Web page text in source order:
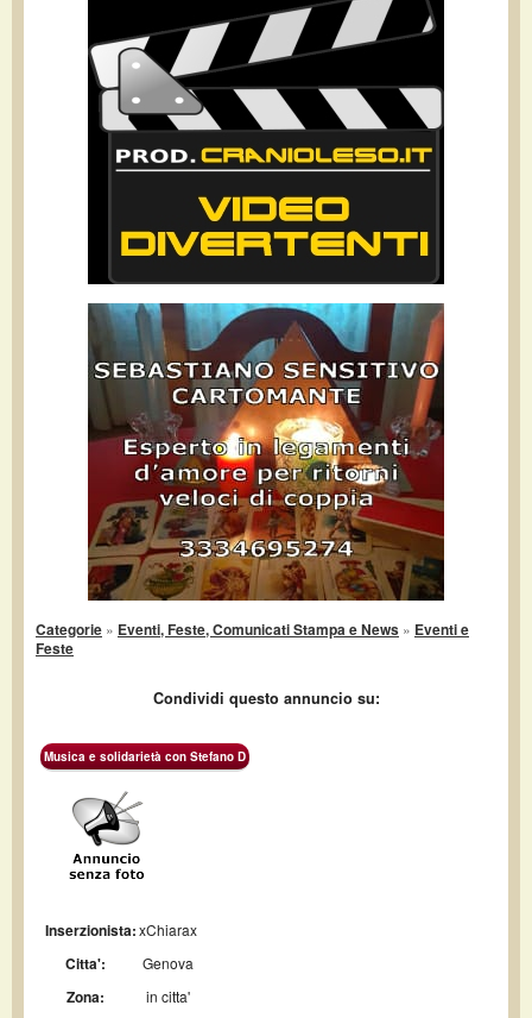
Categorie » Eventi, Feste, Comunicati Stampa e News » Eventi e
Feste
Condividi questo annuncio su:
Musica e solidarietà con Stefano D
Inserzionista:xChiarax
Citta': Genova
Zona: in citta'